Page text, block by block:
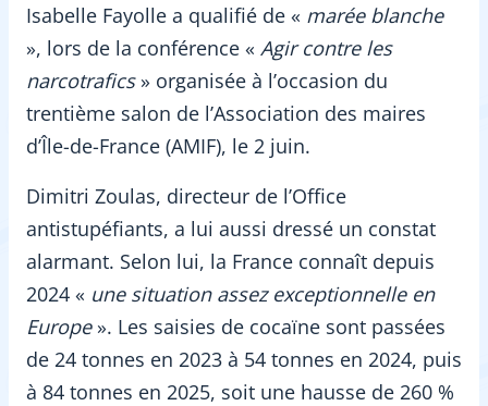
Isabelle Fayolle a qualifié de « marée blanche
», lors de la conférence « Agir contre les
narcotrafics» organisée à l’occasion du
trentième salon de l’Association des maires
d’Île-de-France (AMIF), le 2 juin.
Dimitri Zoulas, directeur de l’Office
antistupéfiants, a lui aussi dressé un constat
alarmant. Selon lui, la France connaît depuis
2024 « une situation assez exceptionnelle en
Europe». Les saisies de cocaïne sont passées
de 24 tonnes en 2023 à 54 tonnes en 2024, puis
à 84 tonnes en 2025, soit une hausse de 260 %